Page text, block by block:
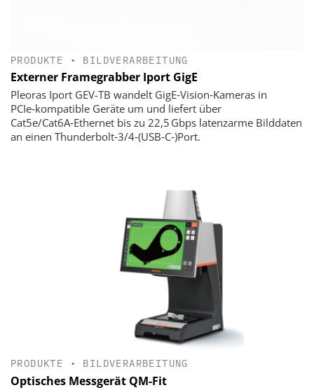
PRODUKTE • BILDVERARBEITUNG
Externer Framegrabber Iport GigE
Pleoras Iport GEV-TB wandelt GigE‑Vision‑Kameras in
PCIe‑kompatible Geräte um und liefert über
Cat5e/Cat6A‑Ethernet bis zu 22,5 Gbps latenzarme Bilddaten
an einen Thunderbolt‑3/4‑(USB‑C‑)Port.
PRODUKTE • BILDVERARBEITUNG
Optisches Messgerät QM-Fit